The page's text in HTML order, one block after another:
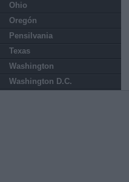
Ohio
Oregón
Pensilvania
Texas
Washington
Washington D.C.